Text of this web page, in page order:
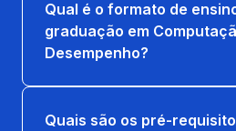
Qual é o formato de
graduação em
Desempenho?
Quais são os pré-